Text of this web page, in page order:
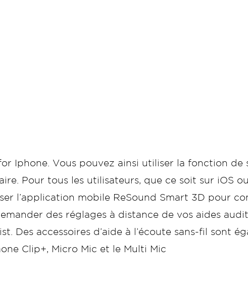
Iphone. Vous pouvez ainsi utiliser la fonction
Pour tous les utilisateurs, que ce soit sur iOS
l’application mobile ReSound Smart 3D pour
des réglages à distance de vos aides
Des accessoires d’aide à l’écoute sans-fil sont
Clip+, Micro Mic et le Multi Mic